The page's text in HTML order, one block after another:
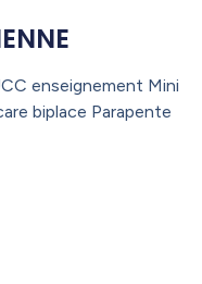
enseignement Mini
biplace Parapente